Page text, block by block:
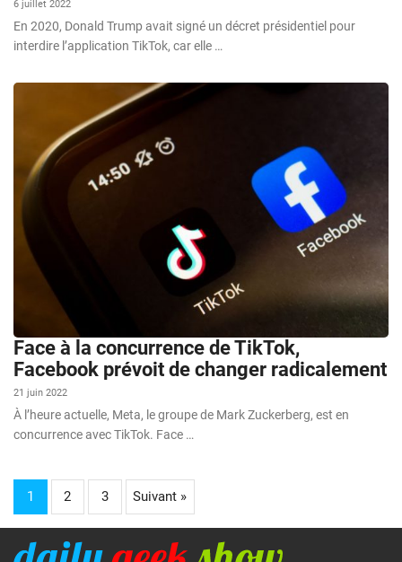
6 juillet 2022
En 2020, Donald Trump avait signé un décret présidentiel pour
interdire l’application TikTok, car elle …
Face à la concurrence de TikTok,
Facebook prévoit de changer radicalement
21 juin 2022
À l’heure actuelle, Meta, le groupe de Mark Zuckerberg, est en
concurrence avec TikTok. Face …
1 2 3 Suivant »